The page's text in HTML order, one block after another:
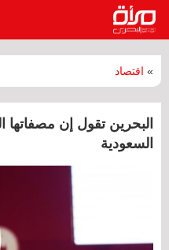
» اقتصاد
البحرين تقول إن مصفاتها
السعودية